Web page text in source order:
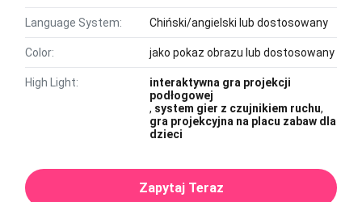
Language System: Chiński/angielski lub dostosowany
Color: jako pokaz obrazu lub dostosowany
High Light:
interaktywna gra projekcji
podłogowej
, system gier z czujnikiem ruchu,
gra projekcyjna na placu zabaw dla
dzieci
Zapytaj Teraz